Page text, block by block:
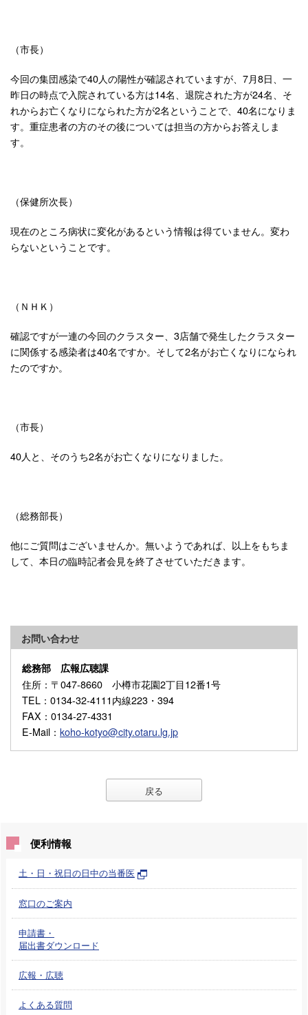
（市長）
今回の集団感染で40人の陽性が確認されていますが、7月8日、一
昨日の時点で入院されている方は14名、退院された方が24名、そ
れからお亡くなりになられた方が2名ということで、40名になりま
す。重症患者の方のその後については担当の方からお答えしま
す。
（保健所次長）
現在のところ病状に変化があるという情報は得ていません。変わ
らないということです。
（ＮＨＫ）
確認ですが一連の今回のクラスター、3店舗で発生したクラスター
に関係する感染者は40名ですか。そして2名がお亡くなりになられ
たのですか。
（市長）
40人と、そのうち2名がお亡くなりになりました。
（総務部長）
他にご質問はございませんか。無いようであれば、以上をもちま
して、本日の臨時記者会見を終了させていただきます。
お問い合わせ
総務部 広報広聴課
住所 ：〒047-8660 小樽市花園2丁目12番1号
TEL ：0134-32-4111内線223・394
FAX ：0134-27-4331
E-Mail ： koho-kotyo@city.otaru.lg.jp
戻る
便利情報
土・日・祝日の日中の当番医
窓口のご案内
申請書・
届出書ダウンロード
広報・広聴
よくある質問